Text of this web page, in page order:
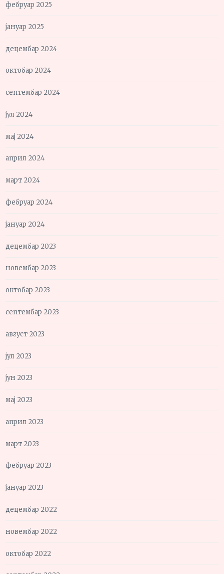
фебруар 2025
јануар 2025
децембар 2024
октобар 2024
септембар 2024
јул 2024
мај 2024
април 2024
март 2024
фебруар 2024
јануар 2024
децембар 2023
новембар 2023
октобар 2023
септембар 2023
август 2023
јул 2023
јун 2023
мај 2023
април 2023
март 2023
фебруар 2023
јануар 2023
децембар 2022
новембар 2022
октобар 2022